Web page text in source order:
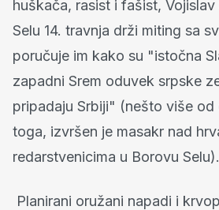
huškača, rasist i fašist,
Selu 14. travnja drži miting sa
poručuje im kako su "istočna
zapadni Srem oduvek srpske
pripadaju Srbiji" (nešto više od
toga, izvršen je masakr nad
redarstvenicima u Borovu Selu).
Planirani oružani napadi i